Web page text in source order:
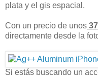
plata y el gis espacial.
Con un precio de unos
directamente desde la
Si estás buscando un